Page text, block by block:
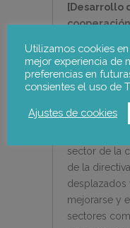
[Desarrollo
El proyecto
aumentar el
especificidad
sector de la
de la
mejorarse y
sectores
Utilizamos cookies
mejor experiencia de
preferencias en
consientes el uso de
Ajustes de cookies